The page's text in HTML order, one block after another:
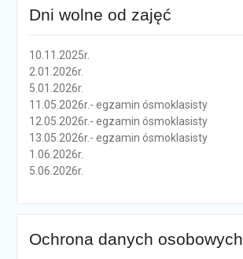
Dni wolne od zajęć
10.11.2025r.
2.01.2026r.
5.01.2026r.
11.05.2026r.- egzamin ósmoklasisty
12.05.2026r.- egzamin ósmoklasisty
13.05.2026r.- egzamin ósmoklasisty
1.06.2026r.
5.06.2026r.
Ochrona danych osobowych